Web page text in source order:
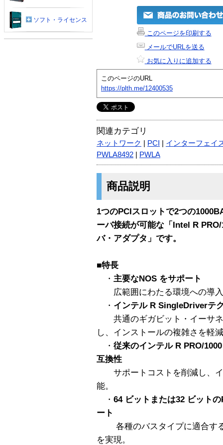
このページを印刷する
メールでURLを送る
お気に入りに追加する
このページのURL
https://plth.me/12400535
関連カテゴリ
ネットワーク PCI
インターフェイ
PWLA8492
PWLA
商品説明
1つのPCIスロットで2つの
ーバ接続が可能な「Intel R
バ・アダプタ」です。
■特長
・ 主要なNOS をサポート
広範囲にわたる環境への導入
・ インテル R SingleDriverテ
共通のギガビット・イーサネ
し、インストールの複雑さを軽
・ 従来のインテル R PRO/
互換性
サポートコストを削減し、イ
能。
・ 64 ビットまたは32 ビット
ート
各種のバスタイプに適合する
を実現。
ソフト・ライセンス